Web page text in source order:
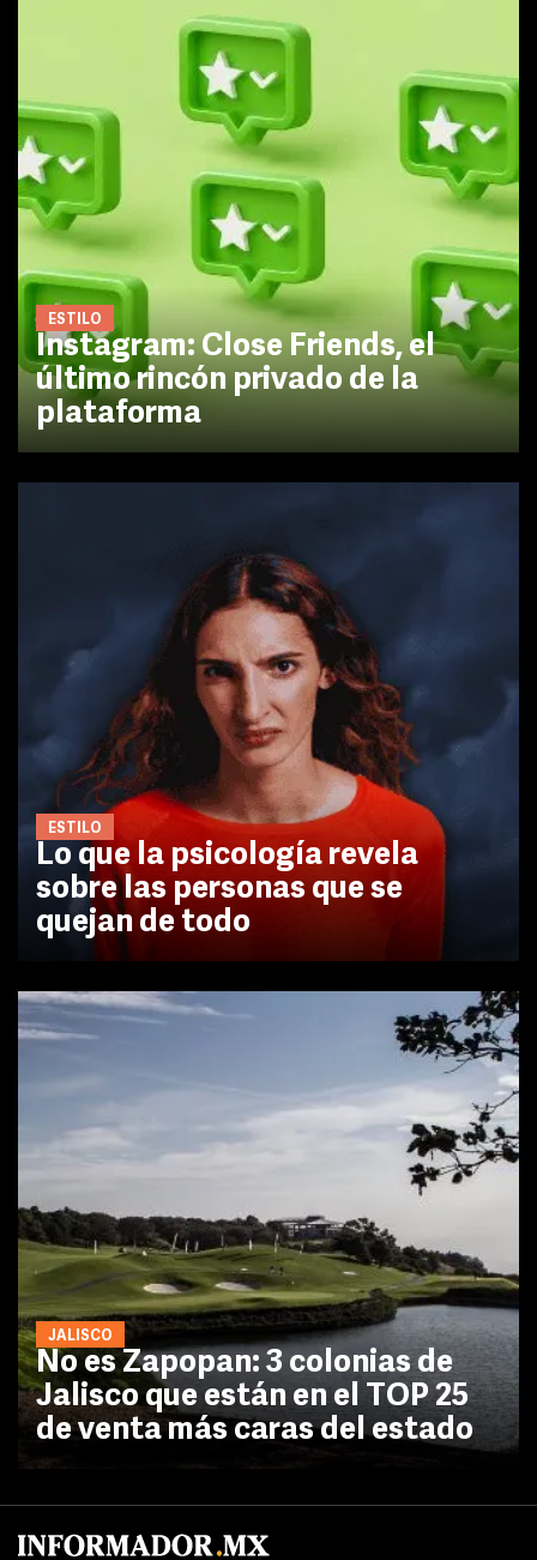
ESTILO
Instagram: Close Friends, el
último rincón privado de la
plataforma
ESTILO
Lo que la psicología revela
sobre las personas que se
quejan de todo
JALISCO
No es Zapopan: 3 colonias de
Jalisco que están en el TOP 25
de venta más caras del estado